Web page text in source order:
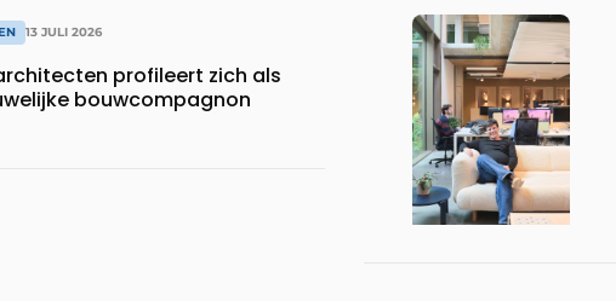
13 JULI 2026
profileert zich als
bouwcompagnon